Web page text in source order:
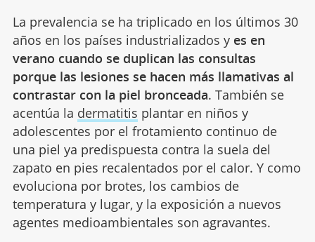
La prevalencia se ha triplicado en los últimos 30
años en los países industrializados y es en
verano cuando se duplican las consultas
porque las lesiones se hacen más llamativas al
contrastar con la piel bronceada. También se
acentúa la dermatitis plantar en niños y
adolescentes por el frotamiento continuo de
una piel ya predispuesta contra la suela del
zapato en pies recalentados por el calor. Y como
evoluciona por brotes, los cambios de
temperatura y lugar, y la exposición a nuevos
agentes medioambientales son agravantes.